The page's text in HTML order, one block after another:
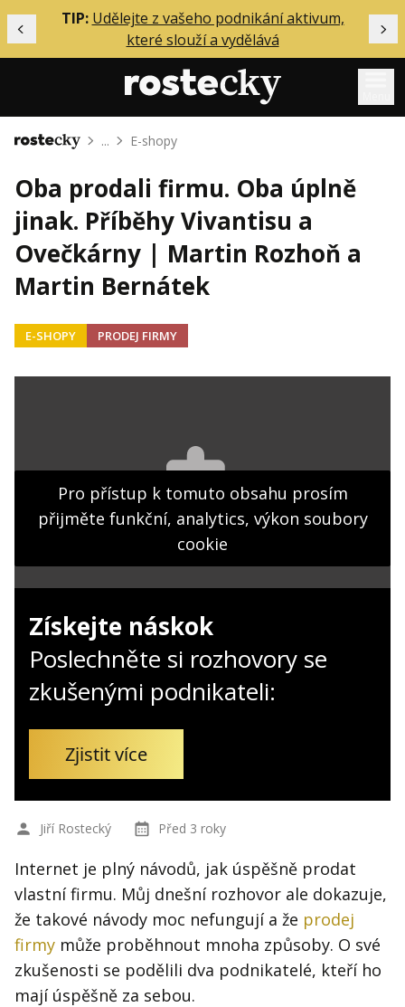
Předchozí
TIP: Udělejte z vašeho podnikání aktivum,
které slouží a vydělává
Mentoring
Podcasty
Solo
Akce
Inzerce
Přihlášení
Hledaná fráze Hledat
Domů ... E-shopy
Oba prodali firmu. Oba úplně
jinak. Příběhy Vivantisu a
Ovečkárny | Martin Rozhoň a
Martin Bernátek
E-SHOPY PRODEJ FIRMY
Pro přístup k tomuto obsahu prosím
přijměte funkční, analytics, výkon soubory
cookie
Získejte náskok
Poslechněte si rozhovory se
zkušenými podnikateli:
Zjistit více
Jiří Rostecký Před 3 roky
Internet je plný návodů, jak úspěšně prodat
vlastní firmu. Můj dnešní rozhovor ale dokazuje,
že takové návody moc nefungují a že prodej
firmy může proběhnout mnoha způsoby. O své
zkušenosti se podělili dva podnikatelé, kteří ho
mají úspěšně za sebou.